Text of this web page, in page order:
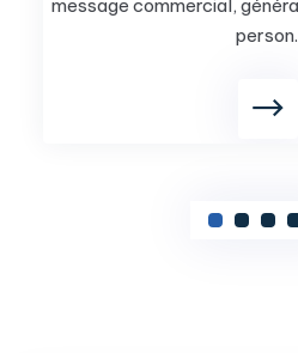
message commercial,